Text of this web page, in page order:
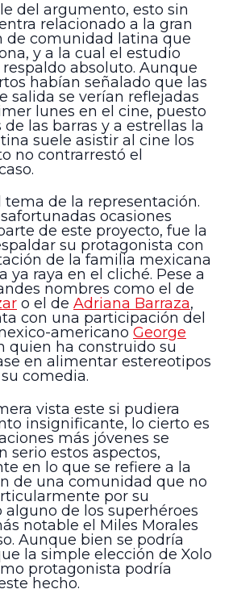
del argumento, esto sin
relacionado a la gran
de comunidad latina que
y a la cual el estudio
absoluto. Aunque
habían señalado que las
salida se verían reflejadas
lunes en el cine, puesto
las barras y a estrellas la
suele asistir al cine los
no contrarrestó el
tema de la representación.
ocasiones
de este proyecto, fue la
su protagonista con
de la familia mexicana
ya raya en el cliché. Pese a
nombres como el de
o el de Adriana Barraza,
con una participación del
americano George
quien ha construido su
en alimentar estereotipos
comedia.
vista este si pudiera
insignificante, lo cierto es
más jóvenes se
serio estos aspectos,
en lo que se refiere a la
de una comunidad que no
por su
de los superhéroes
notable el Miles Morales
Aunque bien se podría
la simple elección de Xolo
protagonista podría
hecho.